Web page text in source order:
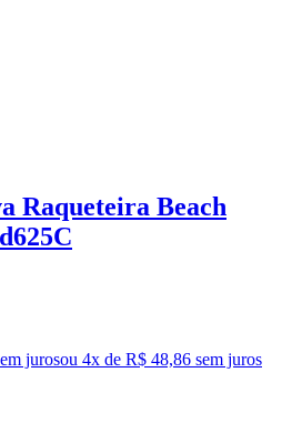
Raqueteira Beach
jurosou 4x de R$ 48,86 sem juros